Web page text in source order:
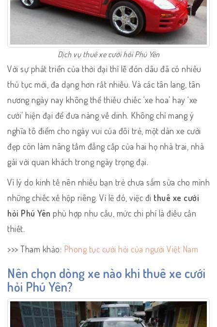
Dịch vụ thuê xe cưới hỏi Phú Yên
Với sự phát triển của thời đại thì lễ đón dâu đã có nhiều
thủ tục mới, đa dạng hơn rất nhiều. Và các tân lang, tân
nương ngày nay không thể thiếu chiếc ‘xe hoa’ hay ‘xe
cưới’ hiện đại để đưa nàng về dinh. Không chỉ mang ý
nghĩa tô điểm cho ngày vui của đôi trẻ, một dàn xe cưới
đẹp còn làm nâng tầm đẳng cấp của hai họ nhà trai, nhà
gái với quan khách trong ngày trọng đại.
Vì lý do kinh tế nên nhiều bạn trẻ chưa sắm sửa cho mình
những chiếc xế hộp riêng. Vì lẽ đó, việc đi thuê xe cưới
hỏi Phú Yên phù hợp nhu cầu, mức chi phí là điều cần
thiết.
>>> Tham khảo: Phong tục cưới hỏi của người Việt Nam
Nên chọn dòng xe nào khi thuê xe cưới
hỏi Phú Yên?